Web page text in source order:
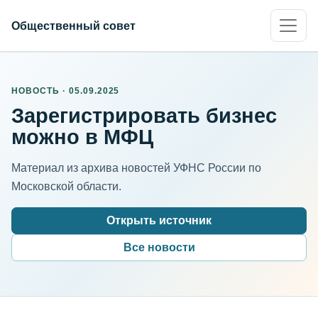
Общественный совет
НОВОСТЬ · 05.09.2025
Зарегистрировать бизнес
можно в МФЦ
Материал из архива новостей УФНС России по
Московской области.
Открыть источник
Все новости